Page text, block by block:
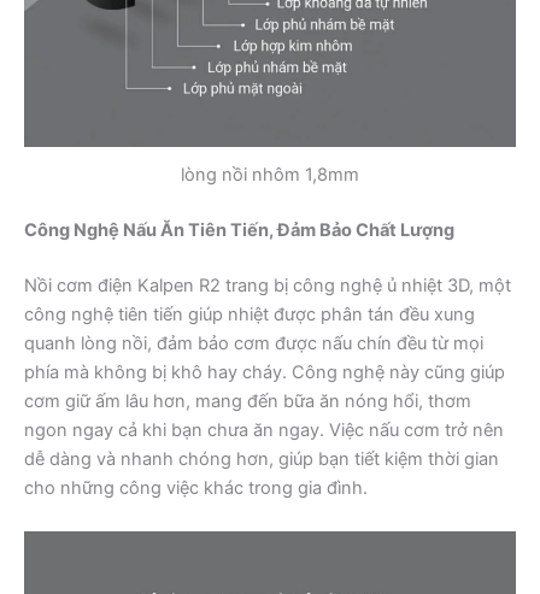
lòng nồi nhôm 1,8mm
Công Nghệ Nấu Ăn Tiên Tiến, Đảm Bảo Chất Lượng
Nồi cơm điện Kalpen R2 trang bị công nghệ ủ nhiệt 3D, một
công nghệ tiên tiến giúp nhiệt được phân tán đều xung
quanh lòng nồi, đảm bảo cơm được nấu chín đều từ mọi
phía mà không bị khô hay cháy. Công nghệ này cũng giúp
cơm giữ ấm lâu hơn, mang đến bữa ăn nóng hổi, thơm
ngon ngay cả khi bạn chưa ăn ngay. Việc nấu cơm trở nên
dễ dàng và nhanh chóng hơn, giúp bạn tiết kiệm thời gian
cho những công việc khác trong gia đình.